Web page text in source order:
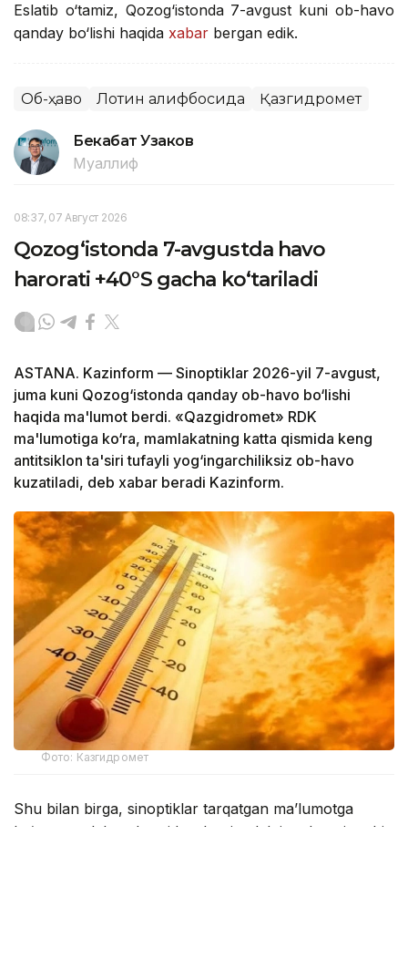
Eslatib o‘tamiz, Qozog‘istonda 7-avgust kuni ob-havo
qanday bo‘lishi haqida xabar bergan edik.
Об-ҳаво Лотин алифбосида Қазгидромет
Бекабат Узаков
Муаллиф
08:37, 07 Август 2026
Qozog‘istonda 7-avgustda havo
harorati +40°S gacha ko‘tariladi
ASTANA. Kazinform — Sinoptiklar 2026-yil 7-avgust,
juma kuni Qozog‘istonda qanday ob-havo bo‘lishi
haqida ma'lumot berdi. «Qazgidromet» RDK
ma'lumotiga ko‘ra, mamlakatning katta qismida keng
antitsiklon ta'siri tufayli yog‘ingarchiliksiz ob-havo
kuzatiladi, deb xabar beradi Kazinform.
Фото: Казгидромет
Shu bilan birga, sinoptiklar tarqatgan ma’lumotga
ko‘ra, mamlakat sharqida, shuningdek janub va janubi-